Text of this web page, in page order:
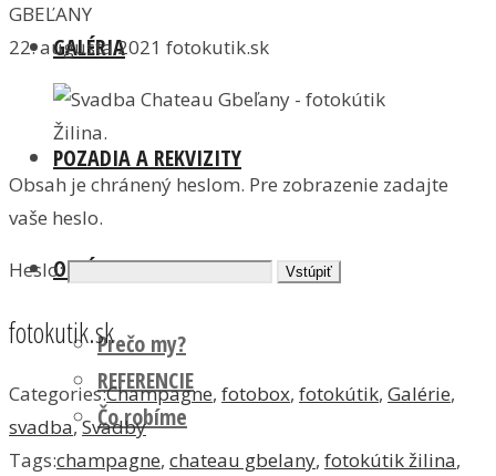
GALÉRIA
POZADIA A REKVIZITY
O NÁS
Prečo my?
REFERENCIE
Čo robíme
GBEĽANY
22. augusta 2021 fotokutik.sk
Obsah je chránený heslom. Pre zobrazenie zadajte
vaše heslo.
Heslo:
fotokutik.sk
Categories:Champagne, fotobox, fotokútik, Galérie,
svadba,Svadby
Tags:champagne, chateau gbelany, fotokútik žilina,